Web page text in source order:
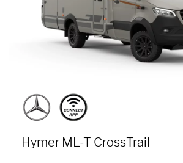
Hymer ML-T CrossTrail